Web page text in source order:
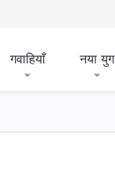
गवाहियाँ नया युग